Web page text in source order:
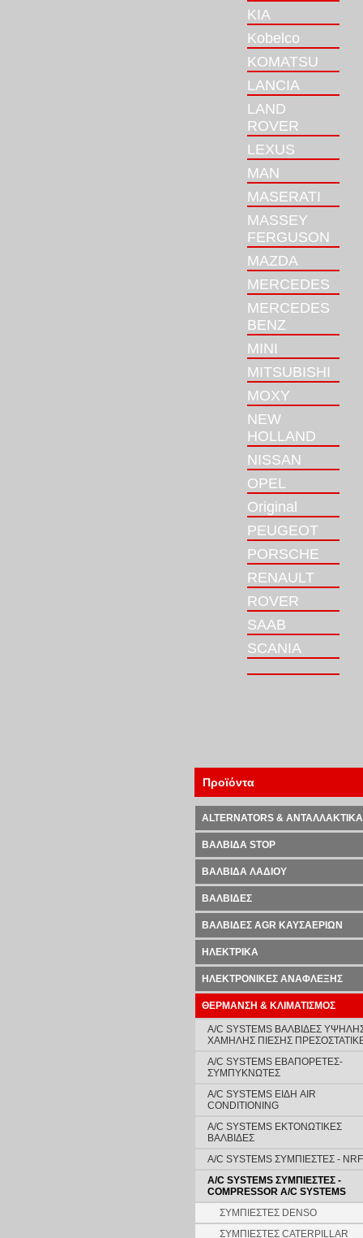
KIA
Kobelco
KOMATSU
LANCIA
LAND
ROVER
LEXUS
MAN
MASERATI
MASSEY
FERGUSON
MAZDA
MERCEDES
MERCEDES
BENZ
MINI
MITSUBISHI
MOXY
NEW
HOLLAND
NISSAN
OPEL
Original
PEUGEOT
PORSCHE
RENAULT
ROVER
SAAB
SCANIA
Προϊόντα
ALTERNATORS & ΑΝΤΑΛΛΑΚΤΙΚΑ
ΒΑΛΒΙΔΑ STOP
ΒΑΛΒΙΔΑ ΛΑΔΙΟΥ
ΒΑΛΒΙΔΕΣ
ΒΑΛΒΙΔΕΣ AGR ΚΑΥΣΑΕΡΙΩΝ
ΗΛΕΚΤΡΙΚΑ
ΗΛΕΚΤΡΟΝΙΚΕΣ ΑΝΑΦΛΕΞΗΣ
ΘΕΡΜΑΝΣΗ & ΚΛΙΜΑΤΙΣΜΟΣ
A/C SYSTEMS ΒΑΛΒΙΔΕΣ
ΧΑΜΗΛΗΣ ΠΙΕΣΗΣ
A/C SYSTEMS ΕΒΑΠΟΡΕΤΕΣ-
ΣΥΜΠYΚΝΩΤΕΣ
A/C SYSTEMS ΕΙΔΗ AIR
CONDITIONING
A/C SYSTEMS ΕΚΤΟΝΩΤΙΚΕΣ
ΒΑΛΒΙΔΕΣ
A/C SYSTEMS ΣΥΜΠΙΕΣΤΕΣ - NRF
A/C SYSTEMS ΣΥΜΠΙΕΣΤΕΣ -
COMPRESSOR A/C SYSTEMS
ΣΥΜΠΙΕΣΤΕΣ DENSO
ΣΥΜΠΙΕΣΤΕΣ CATERPILLAR